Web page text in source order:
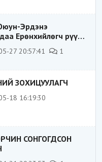
Эрдэнэ
Ерөнхийлөгч рүү
эхлэв үү
27 20:57:41 1
ЗОХИЦУУЛАГЧ
18 16:19:30
СОНГОГДСОН